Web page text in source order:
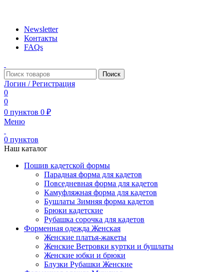
Newsletter
Контакты
FAQs
Поиск
Логин / Регистрация
0
0
0 пунктов 0 ₽
Меню
0 пунктов
Наш каталог
Пошив кадетской формы
Парадная форма для кадетов
Повседневная форма для кадетов
Камуфляжная форма для кадетов
Бушлаты Зимняя форма кадетов
Брюки кадетские
Рубашка сорочка для кадетов
Форменная одежда Женская
Женские платья-жакеты
Женские Ветровки куртки и бушлаты
Женские юбки и брюки
Блузки Рубашки Женские